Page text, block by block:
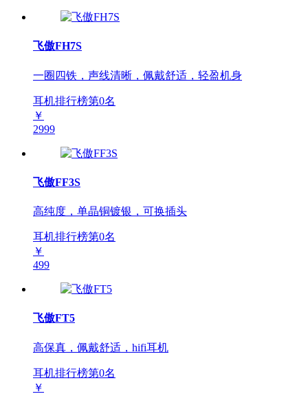
飞傲FH7S
一圈四铁，声线清晰，佩戴舒适，轻盈机身
耳机排行榜第0名
￥
2999
飞傲FF3S
高纯度，单晶铜镀银，可换插头
耳机排行榜第0名
￥
499
飞傲FT5
高保真，佩戴舒适，hifi耳机
耳机排行榜第0名
￥